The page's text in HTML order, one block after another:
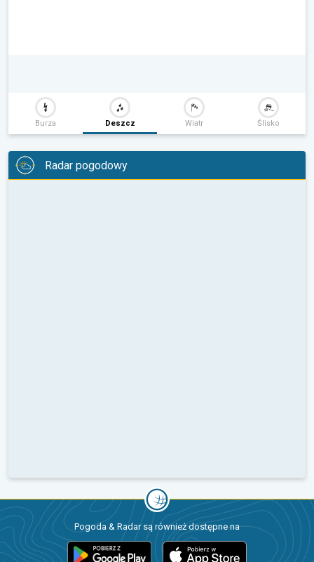
Burza Deszcz Wiatr Ślisko
Radar pogodowy
Pogoda & Radar są również dostępne na